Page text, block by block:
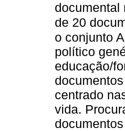
documental
de 20
o conjunto
político
educação/
centrado
vida.